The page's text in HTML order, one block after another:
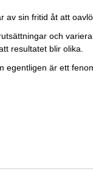
av sin fritid åt att
och
resultatet blir olika.
egentligen är ett